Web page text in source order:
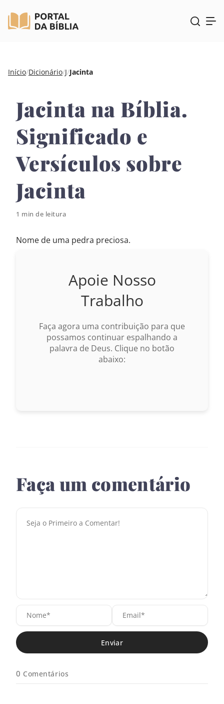
Pular
conteúdo
Início/Dicionário/J/Jacinta
Jacinta na Bíblia.
Significado e
Versículos sobre
Jacinta
1 min de leitura
Nome de uma pedra preciosa.
Apoie Nosso
Trabalho
Faça agora uma contribuição para que
possamos continuar espalhando a
palavra de Deus. Clique no botão
abaixo:
Faça um comentário
N
o
m
e
*
E
i
0 Comentários